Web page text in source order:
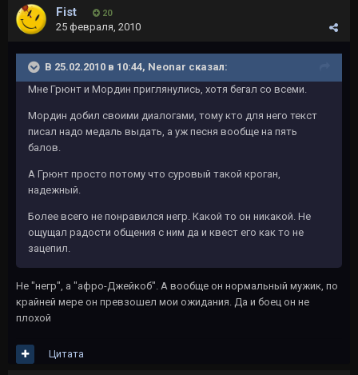
Fist 20
25 февраля, 2010
В 25.02.2010 в 10:44, Neonar сказал:
Мне Грюнт и Мордин приглянулись, хотя бегал со всеми.
Мордин добил своими диалогами, тому кто для него текст
писал надо медаль выдать, а уж песня вообще на пять
балов.
А Грюнт просто потому что суровый такой кроган,
надежный.
Более всего не понравился негр. Какой то он никакой. Не
ощущал радости общения с ним да и квест его как то не
зацепил.
Не "негр", а "афро-Джейкоб". А вообще он нормальный мужик, по
крайней мере он превзошел мои ожидания. Да и боец он не
плохой
Цитата